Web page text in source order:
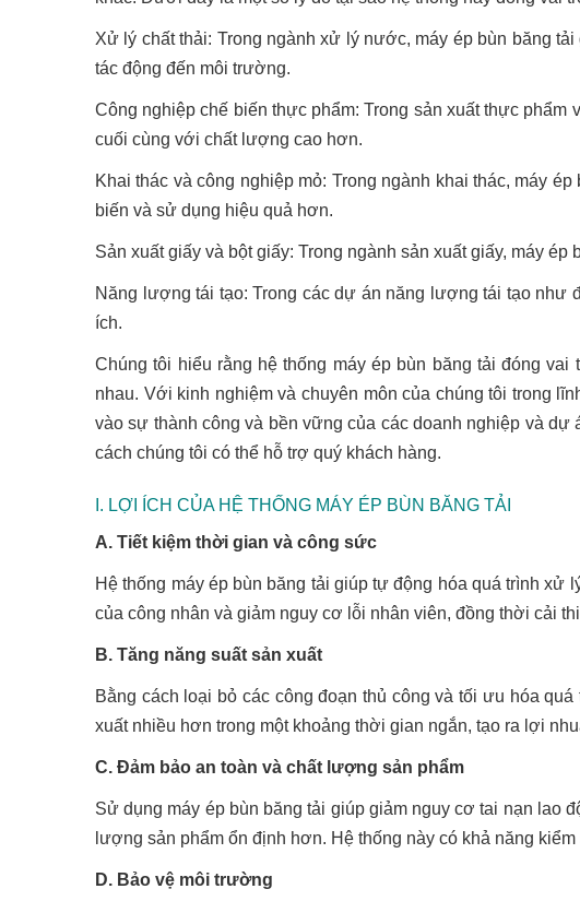
Xử lý chất thải: Trong ngành xử lý nước, máy ép bùn băng
tác động đến môi trường.
Công nghiệp chế biến thực phẩm: Trong sản xuất thực
cuối cùng với chất lượng cao hơn.
Khai thác và công nghiệp mỏ: Trong ngành khai thác, máy
biến và sử dụng hiệu quả hơn.
Sản xuất giấy và bột giấy: Trong ngành sản xuất giấy, máy
Năng lượng tái tạo: Trong các dự án năng lượng tái tạo
ích.
Chúng tôi hiểu rằng hệ thống máy ép bùn băng tải đóng
nhau. Với kinh nghiệm và chuyên môn của chúng tôi trong
vào sự thành công và bền vững của các doanh nghiệp và dự
cách chúng tôi có thể hỗ trợ quý khách hàng.
I. LỢI ÍCH CỦA HỆ THỐNG MÁY ÉP BÙN BĂNG TẢI
A. Tiết kiệm thời gian và công sức
Hệ thống máy ép bùn băng tải giúp tự động hóa quá trình
của công nhân và giảm nguy cơ lỗi nhân viên, đồng thời cải
B. Tăng năng suất sản xuất
Bằng cách loại bỏ các công đoạn thủ công và tối ưu hóa
xuất nhiều hơn trong một khoảng thời gian ngắn, tạo ra lợi
C. Đảm bảo an toàn và chất lượng sản phẩm
Sử dụng máy ép bùn băng tải giúp giảm nguy cơ tai nạn lao
lượng sản phẩm ổn định hơn. Hệ thống này có khả năng
D. Bảo vệ môi trường